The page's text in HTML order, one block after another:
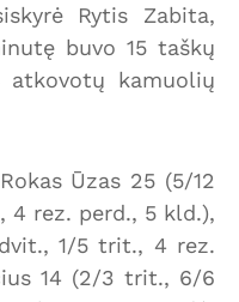
Rytis Zabita,
buvo 15 taškų
kamuolių
Ūzas 25 (5/12
4 rez. perd., 5 kld.),
1/5 trit., 4 rez.
14 (2/3 trit., 6/6